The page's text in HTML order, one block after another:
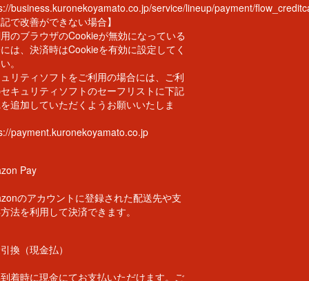
business.kuronekoyamato.co.jp/service/lineup/payment/
記で改善ができない場合】
のブラウザのCookieが無効になっている
は、決済時はCookieを有効に設定してく
。
リティソフトをご利用の場合には、ご利
キュリティソフトのセーフリストに下記
追加していただくようお願いいたしま
payment.kuronekoyamato.co.jp
Pay
のアカウントに登録された配送先や支
法を利用して決済できます。
換（現金払）
着時に現金にてお支払いただけます。ご